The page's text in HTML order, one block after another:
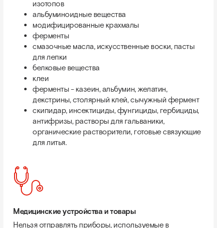
изотопов
альбуминоидные вещества
модифицированные крахмалы
ферменты
смазочные масла, искусственные воски, пасты
для лепки
белковые вещества
клеи
ферменты - казеин, альбумин, желатин,
декстрины, столярный клей, сычужный фермент
скипидар, инсектициды, фунгициды, гербициды,
антифризы, растворы для гальваники,
органические растворители, готовые связующие
для литья.
Медицинские устройства и товары
Нельзя отправлять приборы, используемые в